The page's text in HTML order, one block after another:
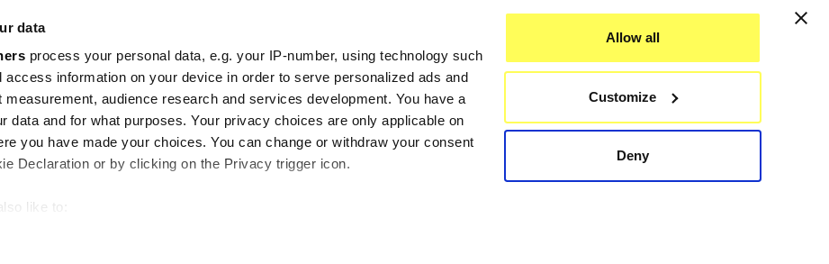
data
process your personal data, e.g. your IP-number, using technology such
information on your device in order to serve personalized ads and
measurement, audience research and services development. You have a
data and for what purposes. Your privacy choices are only applicable on
you have made your choices. You can change or withdraw your consent
Declaration or by clicking on the Privacy trigger icon.
like to:
Allow all
Customize
Deny
Chi siamo
Garanzia e Recesso
Domande Frequenti
Programma Fedeltà
Assistenza